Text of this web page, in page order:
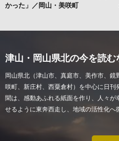
かった」／岡山・美咲町
津山・岡山県北の今を読む
岡山県北（津山市、真庭市、美作市、
咲町、新庄村、西粟倉村）を中心に日
聞は、感動あふれる紙面を作り、人々
せるように東奔西走し、地域の活性化へ